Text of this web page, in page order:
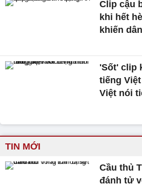
Clip cậu
khi hết
khiến
'Sốt' clip
tiếng
Việt nói
TIN MỚI
Cầu thủ
đánh tử